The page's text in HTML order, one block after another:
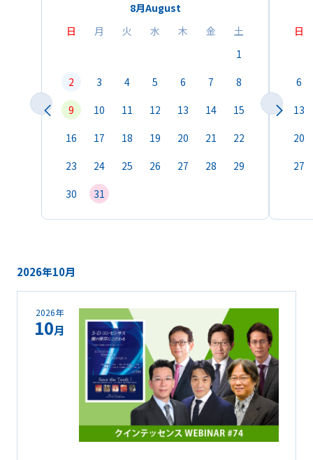
8月August
日
月 火 水 木 金
土
1
2
3 4 5 6 7
8
9
10 11 12 13 14
15
16
17 18 19 20 21
22
23
24 25 26 27 28
29
30
31
日
6
13
20
27
2026年10月
2026年
10月